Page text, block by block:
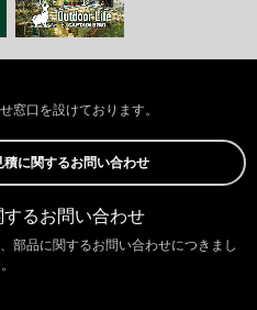
窓口を設けております。
に関するお問い合わせ
るお問い合わせ
部品に関するお問い合わせにつきまし